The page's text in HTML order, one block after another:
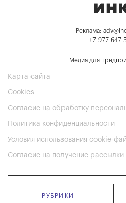
Реклама:
+7 977 647
Медиа для
Карта сайта
Cookies
Согласие на обработку
Политика конфиденциальности
Условия использования cookie-
Согласие на получение рассылки
РУБРИКИ